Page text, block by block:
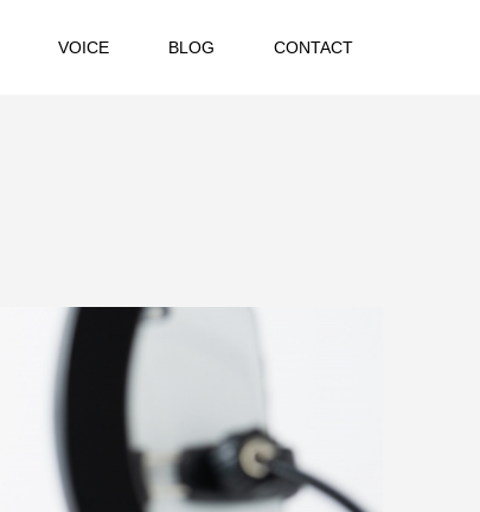
VOICE BLOG CONTACT